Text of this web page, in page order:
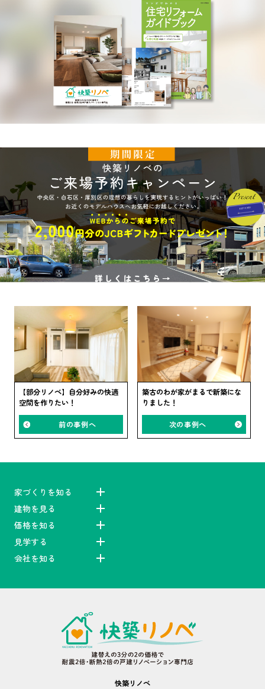
【部分リノベ】自分好みの快適
空間を作りたい！
前の事例へ
築古のわが家がまるで新築にな
りました！
次の事例へ
家づくりを知る
建物を見る
価格を知る
見学する
会社を知る
快築リノベ